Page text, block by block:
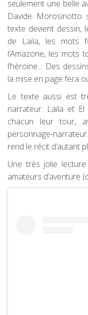
seulement une belle
Davide Morosinotto
texte devient dessin,
de Laila, les mots
l’Amazone, les mots
l’héroïne… Des
la mise en page fera
Le texte aussi est
narrateur. Laila et
chacun leur tour,
personnage-
rend le récit d’autant
Une très jolie
amateurs d’aventure